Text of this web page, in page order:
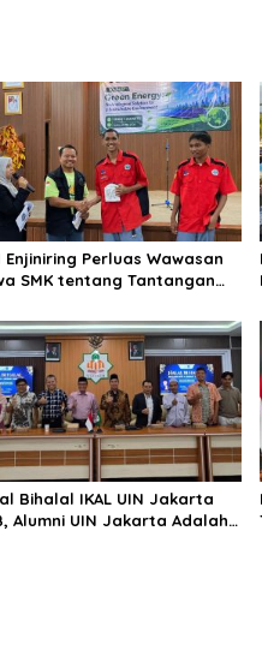
Enjiniring Perluas Wawasan
tentang Tantangan
Bihalal IKAL UIN Jakarta
Alumni UIN Jakarta Adalah